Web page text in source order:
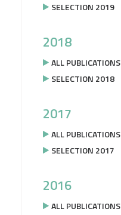
SELECTION 2019
2018
ALL PUBLICATIONS
SELECTION 2018
2017
ALL PUBLICATIONS
SELECTION 2017
2016
ALL PUBLICATIONS